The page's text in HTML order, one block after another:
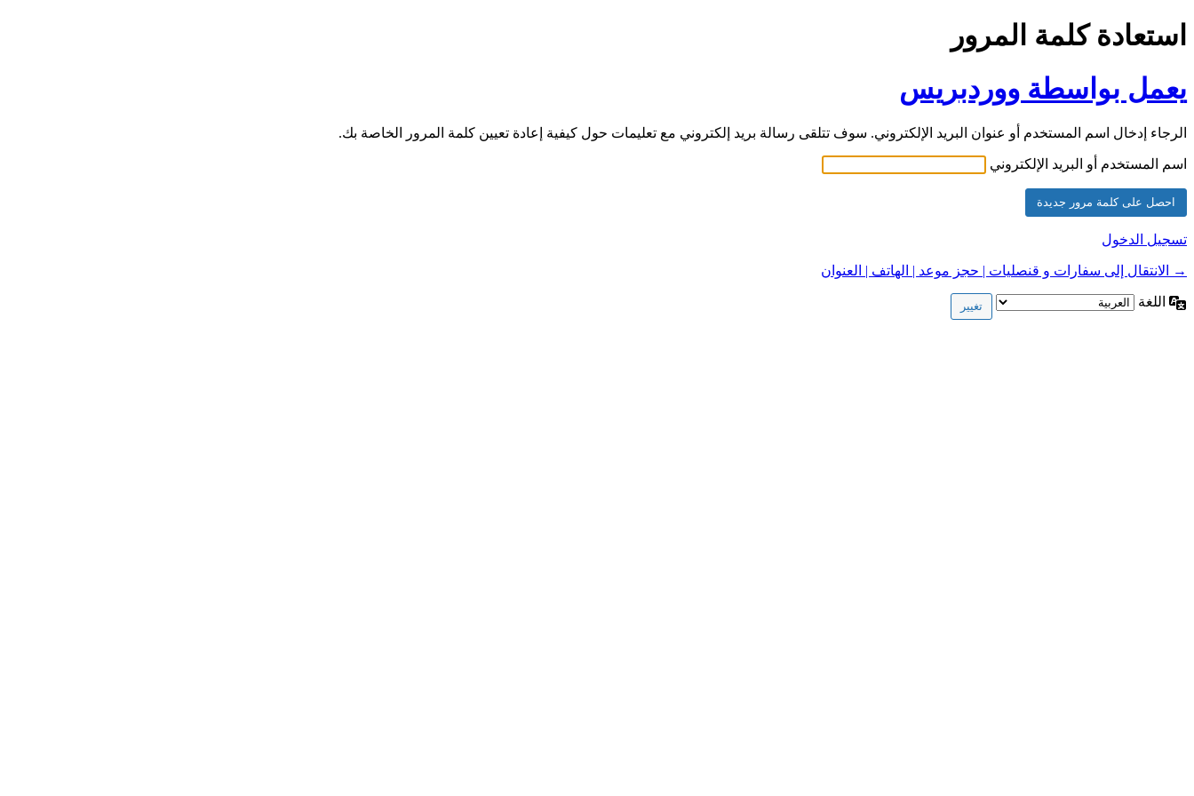
استعادة كلمة المرور
يعمل بواسطة ووردبريس
الرجاء إدخال اسم المستخدم أو عنوان البريد الإلكتروني. سوف تتلقى رسالة بريد إلكتروني مع تعليمات حول كيفية إعادة تعيين كلمة المرور الخاصة بك.
اسم المستخدم أو البريد الإلكتروني
تسجيل الدخول
→ الانتقال إلى سفارات و قنصليات | حجز موعد | الهاتف | العنوان
اللغة